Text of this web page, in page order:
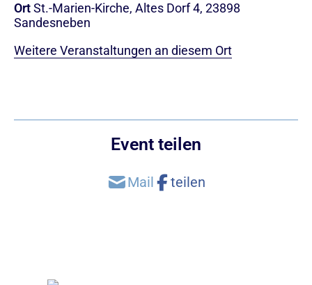
OrtSt.-Marien-Kirche, Altes Dorf 4, 23898
Sandesneben
Weitere Veranstaltungen an diesem Ort
Event teilen